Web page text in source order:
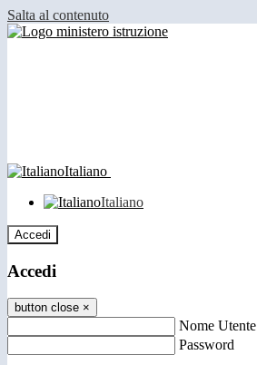
Salta al contenuto
Italiano
Italiano
Accedi
Accedi
button close ×
Nome Utente
Password